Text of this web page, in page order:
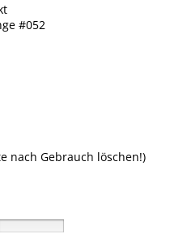
#052
nach Gebrauch löschen!)